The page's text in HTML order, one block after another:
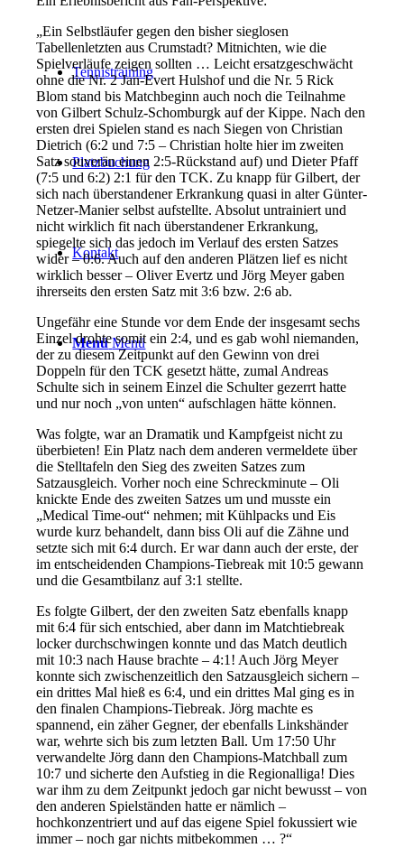
Tennistraining
Platzbuchung
Kontakt
Menü Menü
„Ein Selbstläufer gegen den bisher sieglosen
Tabellenletzten aus Crumstadt? Mitnichten, wie die
Spielverläufe zeigen sollten … Leicht ersatzgeschwächt
ohne die Nr. 2 Jan-Evert Hulshof und die Nr. 5 Rick
Blom stand bis Matchbeginn auch noch die Teilnahme
von Gilbert Schulz-Schomburgk auf der Kippe. Nach den
ersten drei Spielen stand es nach Siegen von Christian
Dietrich (6:2 und 7:5 – Christian holte hier im zweiten
Satz souverän einen 2:5-Rückstand auf) und Dieter Pfaff
(7:5 und 6:2) 2:1 für den TCK. Zu knapp für Gilbert, der
sich nach überstandener Erkrankung quasi in alter Günter-
Netzer-Manier selbst aufstellte. Absolut untrainiert und
nicht wirklich fit nach überstandener Erkrankung,
spiegelte sich das jedoch im Verlauf des ersten Satzes
wider – 0:6. Auch auf den anderen Plätzen lief es nicht
wirklich besser – Oliver Evertz und Jörg Meyer gaben
ihrerseits den ersten Satz mit 3:6 bzw. 2:6 ab.
Ungefähr eine Stunde vor dem Ende der insgesamt sechs
Einzel drohte somit ein 2:4, und es gab wohl niemanden,
der zu diesem Zeitpunkt auf den Gewinn von drei
Doppeln für den TCK gesetzt hätte, zumal Andreas
Schulte sich in seinem Einzel die Schulter gezerrt hatte
und nur noch „von unten“ aufschlagen hätte können.
Was folgte, war an Dramatik und Kampfgeist nicht zu
überbieten! Ein Platz nach dem anderen vermeldete über
die Stelltafeln den Sieg des zweiten Satzes zum
Satzausgleich. Vorher noch eine Schreckminute – Oli
knickte Ende des zweiten Satzes um und musste ein
„Medical Time-out“ nehmen; mit Kühlpacks und Eis
wurde kurz behandelt, dann biss Oli auf die Zähne und
setzte sich mit 6:4 durch. Er war dann auch der erste, der
im entscheidenden Champions-Tiebreak mit 10:5 gewann
und die Gesamtbilanz auf 3:1 stellte.
Es folgte Gilbert, der den zweiten Satz ebenfalls knapp
mit 6:4 für sich entschied, aber dann im Matchtiebreak
locker durchschwingen konnte und das Match deutlich
mit 10:3 nach Hause brachte – 4:1! Auch Jörg Meyer
konnte sich zwischenzeitlich den Satzausgleich sichern –
ein drittes Mal hieß es 6:4, und ein drittes Mal ging es in
den finalen Champions-Tiebreak. Jörg machte es
spannend, ein zäher Gegner, der ebenfalls Linkshänder
war, wehrte sich bis zum letzten Ball. Um 17:50 Uhr
verwandelte Jörg dann den Champions-Matchball zum
10:7 und sicherte den Aufstieg in die Regionalliga! Dies
war ihm zu dem Zeitpunkt jedoch gar nicht bewusst – von
den anderen Spielständen hatte er nämlich –
hochkonzentriert und auf das eigene Spiel fokussiert wie
immer – noch gar nichts mitbekommen … ?“